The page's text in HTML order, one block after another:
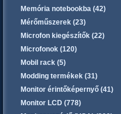
Memória notebookba (42)
Mérőműszerek (23)
Microfon kiegészítők (22)
Microfonok (120)
Mobil rack (5)
Modding termékek (31)
Monitor érintőképernyő (41)
Monitor LCD (778)